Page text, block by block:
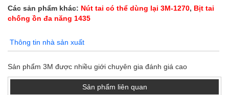
Các sản phẩm khác: Nút tai có thể dùng lại 3M-1270, Bịt tai
chống ồn đa năng 1435
Thông tin nhà sản xuất
Sản phẩm 3M được nhiều giới chuyên gia đánh giá cao
Sản phẩm liên quan